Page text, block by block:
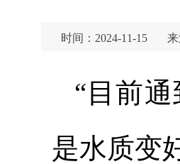
时间：2024-11-15
“目前
是水质变